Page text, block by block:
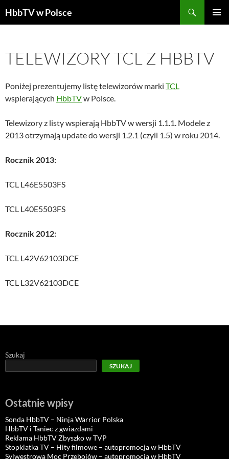
HbbTV w Polsce
TELEWIZORY TCL Z HBBTV
Poniżej prezentujemy listę telewizorów marki TCL
wspierających HbbTVw Polsce.
Telewizory z listy wspierają HbbTV w wersji 1.1.1. Modele z
2013 otrzymają update do wersji 1.2.1 (czyli 1.5) w roku 2014.
Rocznik 2013:
TCL L46E5503FS
TCL L40E5503FS
Rocznik 2012:
TCL L42V62103DCE
TCL L32V62103DCE
Szukaj
SZUKAJ
Ostatnie wpisy
Sonda HbbTV – Ninja Warrior Polska
HbbTV i Taniec z gwiazdami
Reklama HbbTV Zbyszko w TVP
Stopklatka TV – Hity filmowe – autopromocja w HbbTV
Sylwestrowa Moc Przebojów – autopromocja w HbbTV